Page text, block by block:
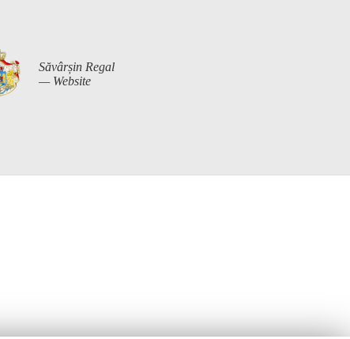
Săvârșin Regal
— Website